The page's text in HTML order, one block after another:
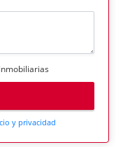
y privacidad